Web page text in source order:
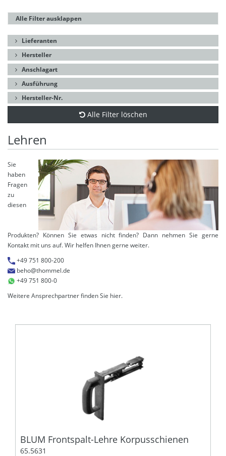
Alle Filter ausklappen
Lieferanten
Hersteller
Anschlagart
Ausführung
Hersteller-Nr.
Alle Filter löschen
Lehren
Sie
haben
Fragen
zu
diesen
Produkten? Können Sie etwas nicht finden? Dann nehmen Sie gerne
Kontakt mit uns auf. Wir helfen Ihnen gerne weiter.
+49 751 800-200
beho@thommel.de
+49 751 800-0
Weitere Ansprechpartner finden Sie hier.
BLUM Frontspalt-Lehre Korpusschienen
65.5631